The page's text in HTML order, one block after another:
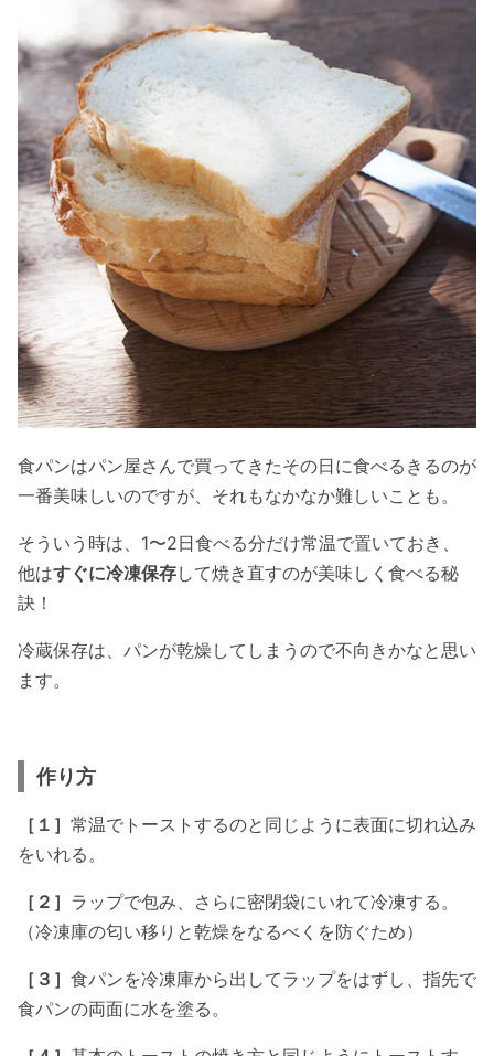
食パンはパン屋さんで買ってきたその日に食べるきるのが
一番美味しいのですが、それもなかなか難しいことも。
そういう時は、1〜2日食べる分だけ常温で置いておき、
他はすぐに冷凍保存して焼き直すのが美味しく食べる秘
訣！
冷蔵保存は、パンが乾燥してしまうので不向きかなと思い
ます。
作り方
［１］ 常温でトーストするのと同じように表面に切れ込み
をいれる。
［２］ ラップで包み、さらに密閉袋にいれて冷凍する。
（冷凍庫の匂い移りと乾燥をなるべくを防ぐため）
［３］ 食パンを冷凍庫から出してラップをはずし、指先で
食パンの両面に水を塗る。